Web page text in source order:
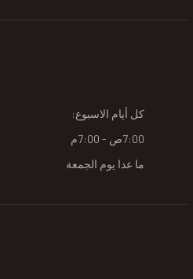
كل أيام الاسبوع:
7:00ص - 7:00م
ما عدا يوم الجمعة